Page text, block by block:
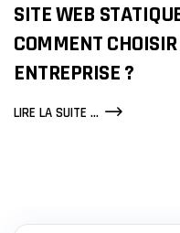
SITE WEB
COMMENT
ENTREPRISE ?
LIRE LA SUITE ...SITE